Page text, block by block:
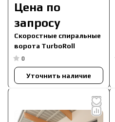
Цена по
запросу
Скоростные спиральные
ворота TurboRoll
0
Уточнить наличие